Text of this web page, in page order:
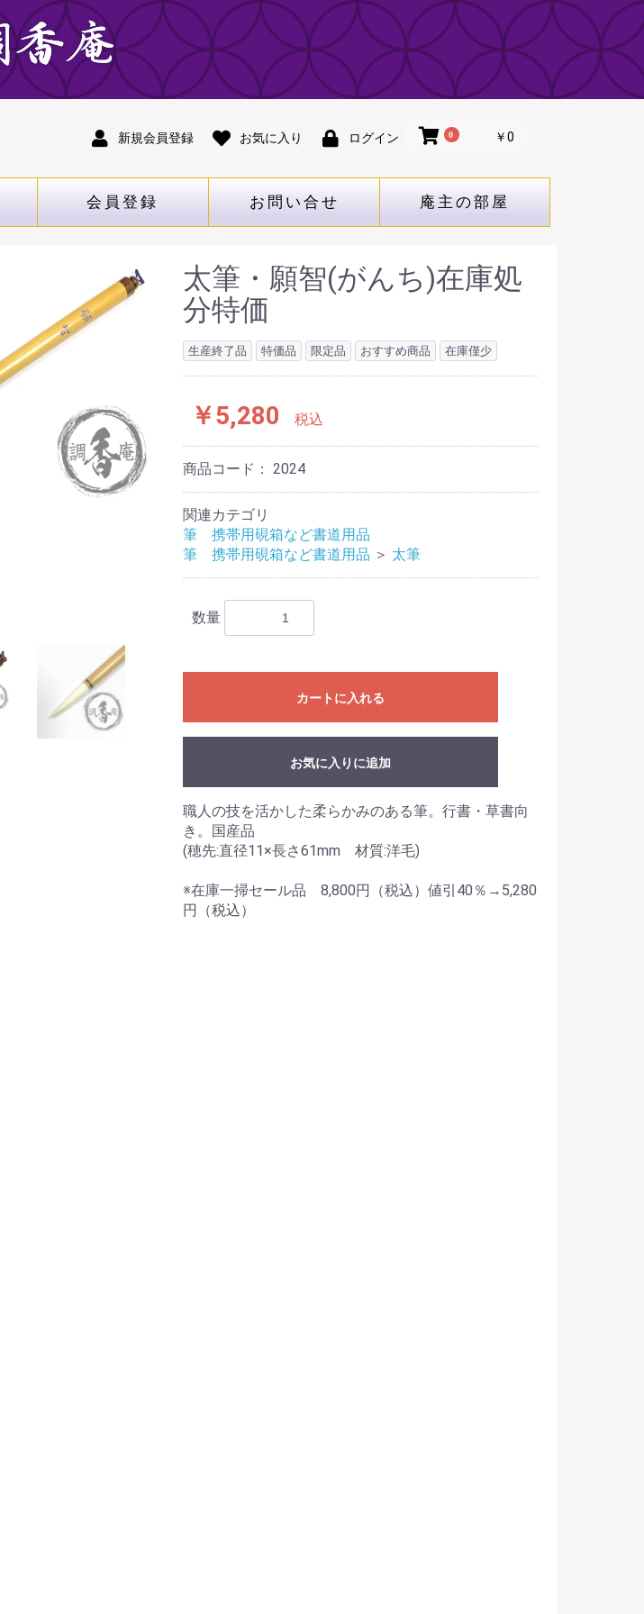
新規会員登録 お気に入り ログイン 0 ￥0
会員登録 お問い合せ 庵主の部屋
太筆・願智(がんち)在庫処
分特価
生産終了品 特価品 限定品 おすすめ商品 在庫僅少
￥5,280 税込
商品コード： 2024
関連カテゴリ
筆 携帯用硯箱など書道用品
筆 携帯用硯箱など書道用品 ＞ 太筆
数量
カートに入れる
お気に入りに追加
職人の技を活かした柔らかみのある筆。行書・草書向
き。国産品
(穂先:直径11×長さ61mm 材質:洋毛)
※在庫一掃セール品 8,800円（税込）値引40％→5,280
円（税込）